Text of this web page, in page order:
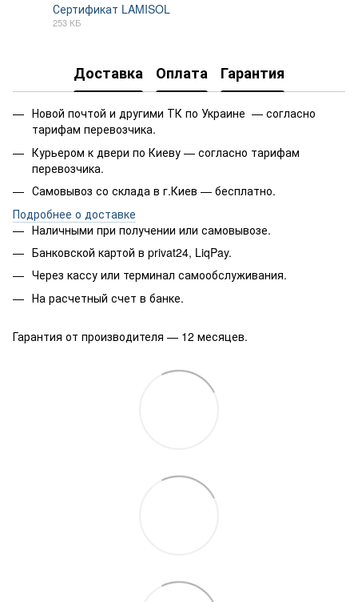
Сертификат LAMISOL
253 КБ
Доставка Оплата Гарантия
Новой почтой и другими ТК по Украине — согласно
тарифам перевозчика.
Курьером к двери по Киеву — согласно тарифам
перевозчика.
Самовывоз со склада в г.Киев — бесплатно.
Подробнее о доставке
Наличными при получении или самовывозе.
Банковской картой в privat24, LiqPay.
Через кассу или терминал самообслуживания.
На расчетный счет в банке.
Гарантия от производителя — 12 месяцев.